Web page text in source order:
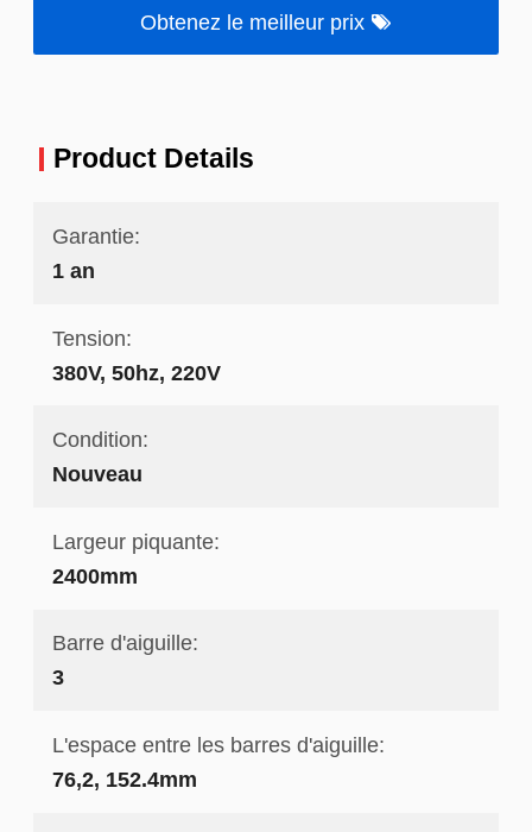
Obtenez le meilleur prix
Product Details
Garantie:
1 an
Tension:
380V, 50hz, 220V
Condition:
Nouveau
Largeur piquante:
2400mm
Barre d'aiguille:
3
L'espace entre les barres d'aiguille:
76,2, 152.4mm